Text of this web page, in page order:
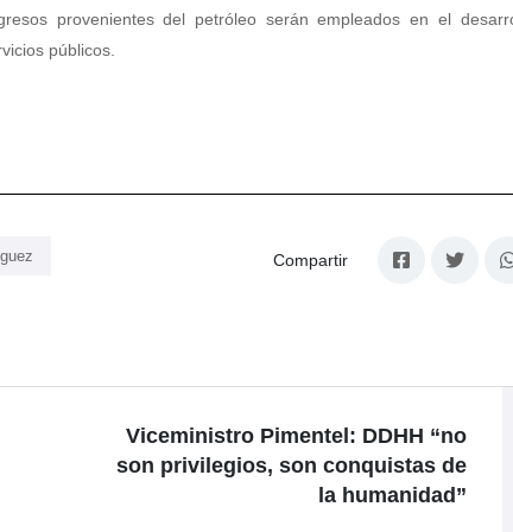
provenientes del petróleo serán empleados en el
públicos.
Compartir
Viceministro Pimentel: DDHH “no
son privilegios, son conquistas de
la humanidad”